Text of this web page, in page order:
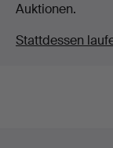
Auktionen.
Stattdessen